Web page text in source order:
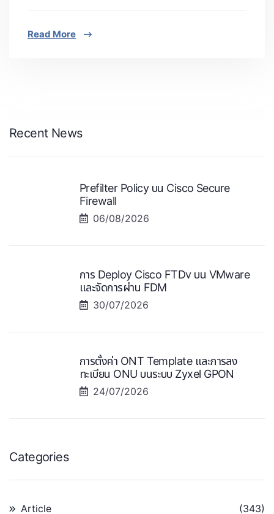
Read More
Recent News
Prefilter Policy บน Cisco Secure
Firewall
06/08/2026
การ Deploy Cisco FTDv บน VMware
และจัดการผ่าน FDM
30/07/2026
การตั้งค่า ONT Template และการลง
ทะเบียน ONU บนระบบ Zyxel GPON
24/07/2026
Categories
Article (343)